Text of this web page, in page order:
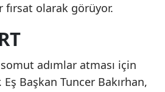
olarak görüyor.
adımlar atması için
Başkan Tuncer Bakırhan,